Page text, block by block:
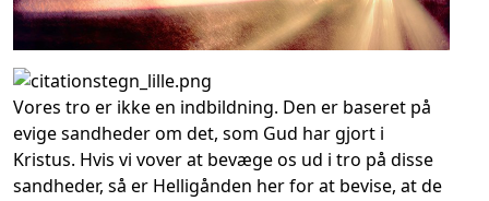
Vores tro er ikke en indbildning. Den er baseret på
evige sandheder om det, som Gud har gjort i
Kristus. Hvis vi vover at bevæge os ud i tro på disse
sandheder, så er Helligånden her for at bevise, at de